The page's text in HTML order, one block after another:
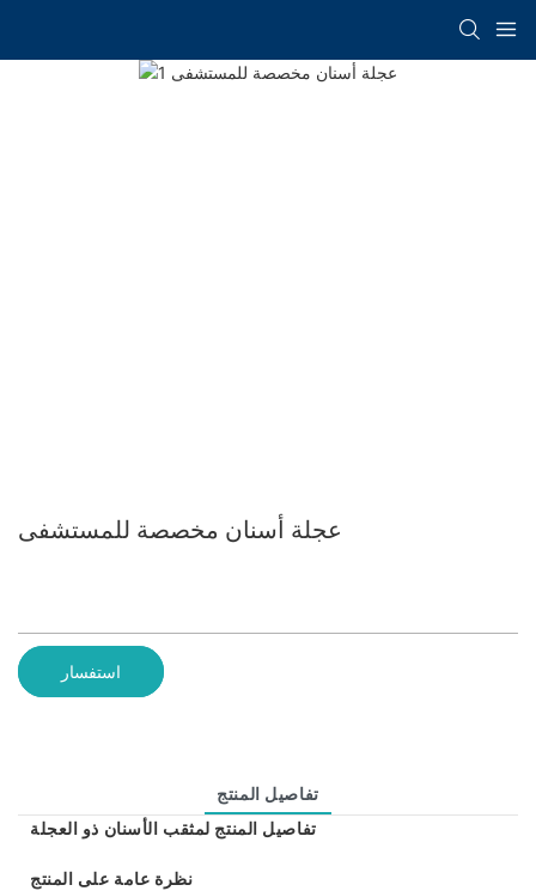
عجلة أسنان مخصصة للمستشفى
استفسار
تفاصيل المنتج
تفاصيل المنتج لمثقب الأسنان ذو العجلة
نظرة عامة على المنتج